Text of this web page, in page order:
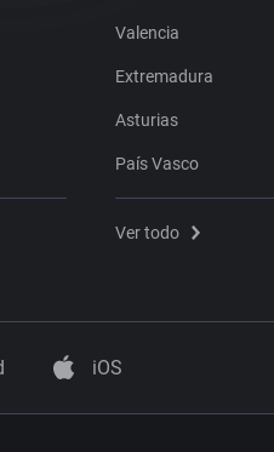
Valencia
Extremadura
Asturias
País Vasco
Ver todo
iOS